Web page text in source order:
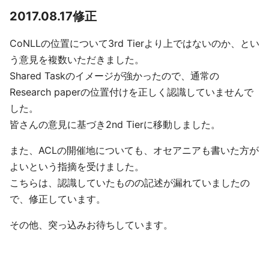
2017.08.17修正
CoNLLの位置について3rd Tierより上ではないのか、とい
う意見を複数いただきました。
Shared Taskのイメージが強かったので、通常の
Research paperの位置付けを正しく認識していませんで
した。
皆さんの意見に基づき2nd Tierに移動しました。
また、ACLの開催地についても、オセアニアも書いた方が
よいという指摘を受けました。
こちらは、認識していたものの記述が漏れていましたの
で、修正しています。
その他、突っ込みお待ちしています。